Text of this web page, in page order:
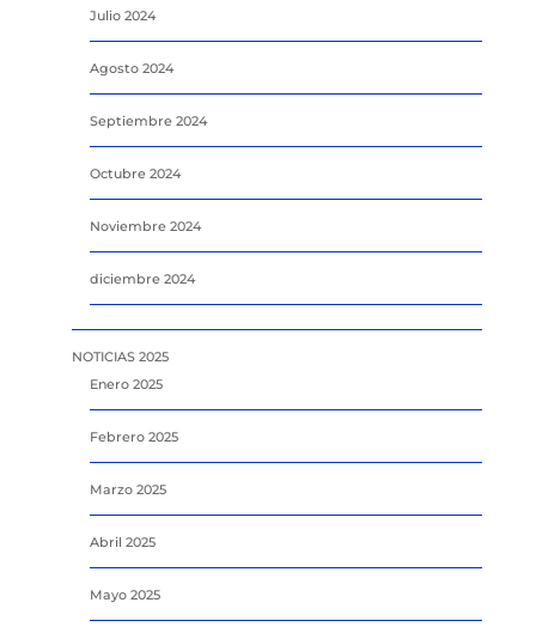
Julio 2024
Agosto 2024
Septiembre 2024
Octubre 2024
Noviembre 2024
diciembre 2024
NOTICIAS 2025
Enero 2025
Febrero 2025
Marzo 2025
Abril 2025
Mayo 2025